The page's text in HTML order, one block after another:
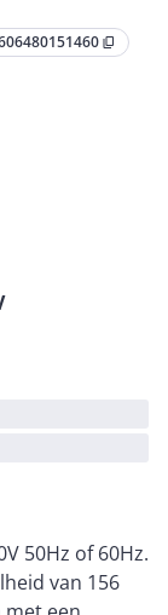
content_copy
50Hz of 60Hz.
van 156